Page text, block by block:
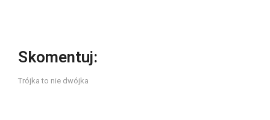
Skomentuj:
Trójka to nie dwójka